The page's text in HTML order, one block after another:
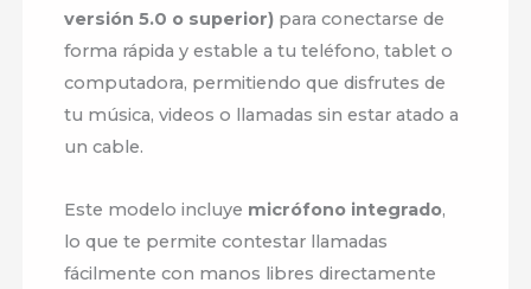
versión 5.0 o superior) para conectarse de
forma rápida y estable a tu teléfono, tablet o
computadora, permitiendo que disfrutes de
tu música, videos o llamadas sin estar atado a
un cable.
Este modelo incluye micrófono integrado,
lo que te permite contestar llamadas
fácilmente con manos libres directamente